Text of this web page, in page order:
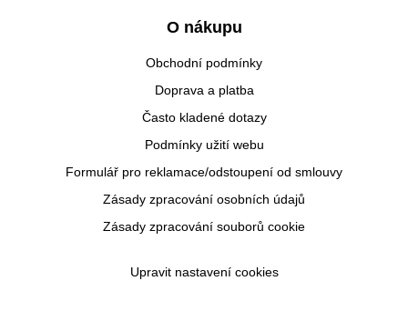
O nákupu
Obchodní podmínky
Doprava a platba
Často kladené dotazy
Podmínky užití webu
Formulář pro reklamace/odstoupení od smlouvy
Zásady zpracování osobních údajů
Zásady zpracování souborů cookie
Upravit nastavení cookies